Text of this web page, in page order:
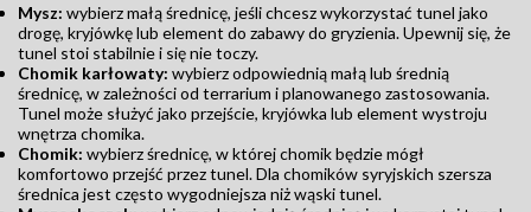
Mysz: wybierz małą średnicę, jeśli chcesz wykorzystać tunel jako
drogę, kryjówkę lub element do zabawy do gryzienia. Upewnij się, że
tunel stoi stabilnie i się nie toczy.
Chomik karłowaty: wybierz odpowiednią małą lub średnią
średnicę, w zależności od terrarium i planowanego zastosowania.
Tunel może służyć jako przejście, kryjówka lub element wystroju
wnętrza chomika.
Chomik: wybierz średnicę, w której chomik będzie mógł
komfortowo przejść przez tunel. Dla chomików syryjskich szersza
średnica jest często wygodniejsza niż wąski tunel.